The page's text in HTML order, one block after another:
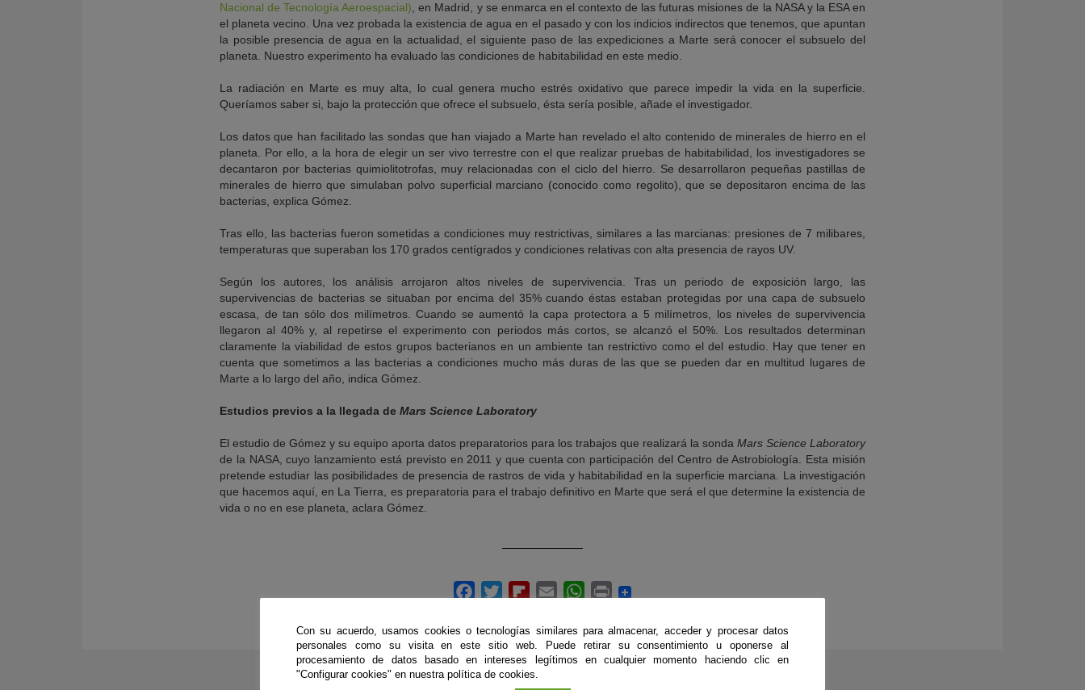
Nacional de Tecnología Aeroespacial) , en Madrid, y se enmarca en el contexto de las futuras misiones de la NASA y la ESA en
el planeta vecino. Una vez probada la existencia de agua en el pasado y con los indicios indirectos que tenemos, que apuntan
la posible presencia de agua en la actualidad, el siguiente paso de las expediciones a Marte será conocer el subsuelo del
planeta. Nuestro experimento ha evaluado las condiciones de habitabilidad en este medio.
La radiación en Marte es muy alta, lo cual genera mucho estrés oxidativo que parece impedir la vida en la superficie.
Queríamos saber si, bajo la protección que ofrece el subsuelo, ésta sería posible, añade el investigador.
Los datos que han facilitado las sondas que han viajado a Marte han revelado el alto contenido de minerales de hierro en el
planeta. Por ello, a la hora de elegir un ser vivo terrestre con el que realizar pruebas de habitabilidad, los investigadores se
decantaron por bacterias quimiolitotrofas, muy relacionadas con el ciclo del hierro. Se desarrollaron pequeñas pastillas de
minerales de hierro que simulaban polvo superficial marciano (conocido como regolito), que se depositaron encima de las
bacterias, explica Gómez.
Tras ello, las bacterias fueron sometidas a condiciones muy restrictivas, similares a las marcianas: presiones de 7 milibares,
temperaturas que superaban los 170 grados centígrados y condiciones relativas con alta presencia de rayos UV.
Según los autores, los análisis arrojaron altos niveles de supervivencia. Tras un periodo de exposición largo, las
supervivencias de bacterias se situaban por encima del 35% cuando éstas estaban protegidas por una capa de subsuelo
escasa, de tan sólo dos milímetros. Cuando se aumentó la capa protectora a 5 milímetros, los niveles de supervivencia
llegaron al 40% y, al repetirse el experimento con periodos más cortos, se alcanzó el 50%. Los resultados determinan
claramente la viabilidad de estos grupos bacterianos en un ambiente tan restrictivo como el del estudio. Hay que tener en
cuenta que sometimos a las bacterias a condiciones mucho más duras de las que se pueden dar en multitud lugares de
Marte a lo largo del año, indica Gómez.
Estudios previos a la llegada de Mars Science Laboratory
El estudio de Gómez y su equipo aporta datos preparatorios para los trabajos que realizará la sonda Mars Science Laboratory
de la NASA, cuyo lanzamiento está previsto en 2011 y que cuenta con participación del Centro de Astrobiología. Esta misión
pretende estudiar las posibilidades de presencia de rastros de vida y habitabilidad en la superficie marciana. La investigación
que hacemos aquí, en La Tierra, es preparatoria para el trabajo definitivo en Marte que será el que determine la existencia de
vida o no en ese planeta, aclara Gómez.
Con su acuerdo, usamos cookies o tecnologías similares para almacenar, acceder y procesar datos
personales como su visita en este sitio web. Puede retirar su consentimiento u oponerse al
procesamiento de datos basado en intereses legítimos en cualquier momento haciendo clic en
"Configurar cookies" en nuestra política de cookies.